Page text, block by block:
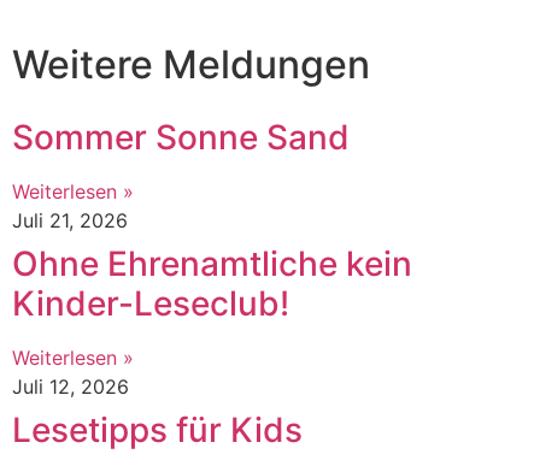
Weitere Meldungen
Sommer Sonne Sand
Weiterlesen »
Juli 21, 2026
Ohne Ehrenamtliche kein
Kinder-Leseclub!
Weiterlesen »
Juli 12, 2026
Lesetipps für Kids